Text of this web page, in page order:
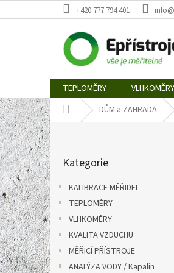
na
+420 777 794 401
TEPLOMĚRY VLHKOMĚRY
Domů DŮM a ZAHRADA
P
o
s
t
r
a
n
n
í
p
a
kategorie
Kategorie
KALIBRACE MĚŘIDEL
TEPLOMĚRY
VLHKOMĚRY
KVALITA VZDUCHU
MĚŘICÍ PŘÍSTROJE
ANALÝZA VODY / Kapalin